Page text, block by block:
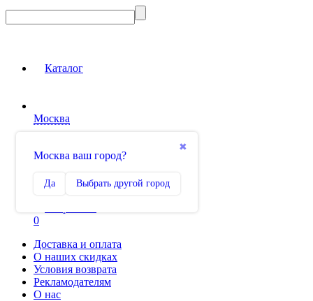
Каталог
Москва
✖
Москва ваш город?
Да Выбрать другой город
Сравнение
0
Доставка и оплата
О наших скидках
Условия возврата
Рекламодателям
О нас